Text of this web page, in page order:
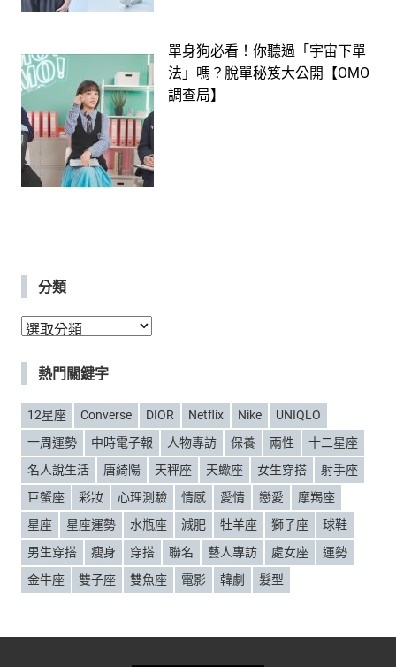
單身狗必看！你聽過「宇宙下單
法」嗎？脫單秘笈大公開【OMO
調查局】
分類
分
熱門關鍵字
12星座 Converse DIOR Netflix Nike
UNIQLO
一周運勢
中時電子報 人物專訪 保養 兩性
十二星座
名人說生活
唐綺陽 天秤座 天蠍座 女生穿搭
射手座
巨蟹座
彩妝 心理測驗 情感 愛情 戀愛
摩羯座
星座
星座運勢 水瓶座 減肥 牡羊座 獅子座
球鞋
男生穿搭
瘦身 穿搭 聯名 藝人專訪 處女座
運勢
金牛座
雙子座 雙魚座 電影 韓劇 髮型